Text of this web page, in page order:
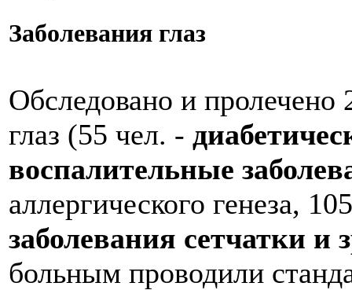
Заболевания глаз
Обследовано и пролечено
глаз (55 чел. -
воспалительные
аллергического генеза,
заболевания сетчатки и
больным проводили